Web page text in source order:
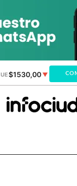
$1530,00▼